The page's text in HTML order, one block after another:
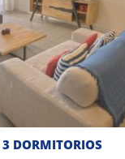
DORMITORIOS